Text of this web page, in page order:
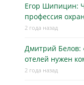
Егор Шипицин:
профессия
2 года назад
Дмитрий Белов:
отелей нужен
2 года назад